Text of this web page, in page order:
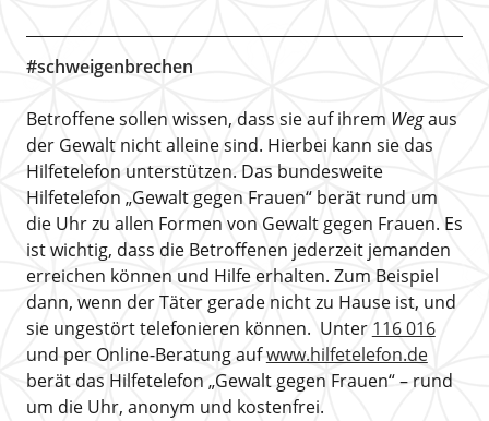
#schweigenbrechen
Betroffene sollen wissen, dass sie auf ihrem Wegaus
der Gewalt nicht alleine sind. Hierbei kann sie das
Hilfetelefon unterstützen. Das bundesweite
Hilfetelefon „Gewalt gegen Frauen“ berät rund um
die Uhr zu allen Formen von Gewalt gegen Frauen. Es
ist wichtig, dass die Betroffenen jederzeit jemanden
erreichen können und Hilfe erhalten. Zum Beispiel
dann, wenn der Täter gerade nicht zu Hause ist, und
sie ungestört telefonieren können. Unter 116 016
und per Online-Beratung aufwww.hilfetelefon.de
berät das Hilfetelefon „Gewalt gegen Frauen“ – rund
um die Uhr, anonym und kostenfrei.